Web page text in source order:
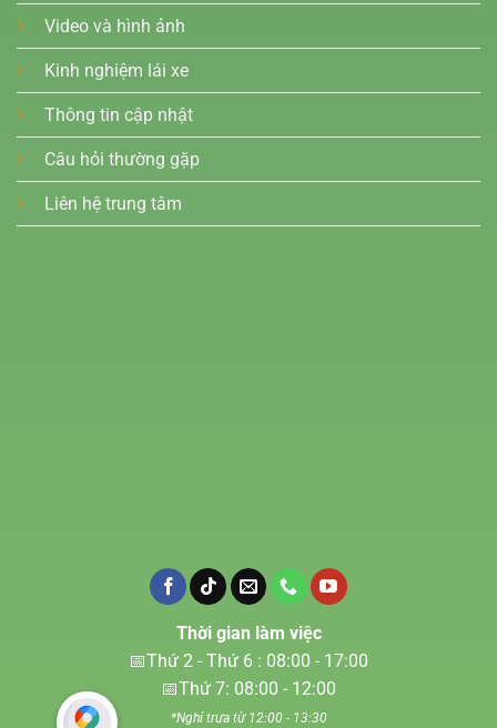
Video và hình ảnh
Kinh nghiệm lái xe
Thông tin cập nhật
Câu hỏi thường gặp
Liên hệ trung tâm
Thời gian làm việc
📅Thứ 2 - Thứ 6 : 08:00 - 17:00
📅Thứ 7: 08:00 - 12:00
*Nghỉ trưa từ 12:00 - 13:30